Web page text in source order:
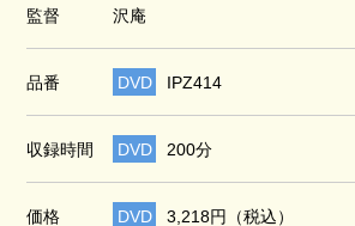
監督 沢庵
品番 DVD IPZ414
収録時間 DVD 200分
価格 DVD 3,218円（税込）